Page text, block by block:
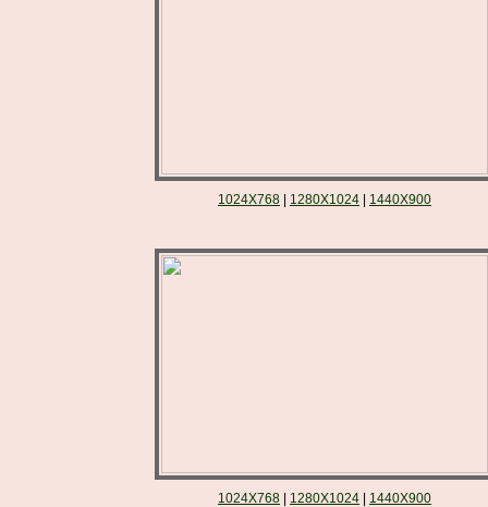
1024X768 1280X1024 1440X900
1024X768 1280X1024 1440X900